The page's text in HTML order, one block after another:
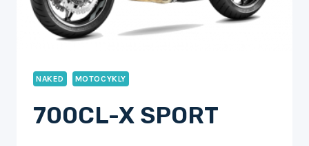
NAKED MOTOCYKLY
700CL-X SPORT